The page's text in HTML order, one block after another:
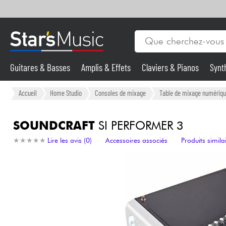
Guitares & Basses
Synthés & Sampleurs
Micros & HF
Guitares & Basses Amplis & Effets Claviers & Pianos
Accueil Home Studio Consoles de mixage Table de mixage
SOUNDCRAFTSI PERFORMER 3
★ ★ ★ ★ ★
★ ★ ★ ★ ★ Lire les avis (0) Accessoires associés Produits